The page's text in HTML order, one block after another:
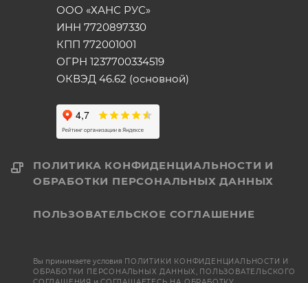
ООО «ХАНС РУС»
ИНН 7720897330
КПП 772001001
ОГРН 1237700334519
ОКВЭД 46.62 (основной)
ПОЛИТИКА КОНФИДЕНЦИАЛЬНОСТИ И
ОБРАБОТКИ ПЕРСОНАЛЬНЫХ ДАННЫХ
ПОЛЬЗОВАТЕЛЬСКОЕ СОГЛАШЕНИЕ
Вы принимаете условия ПОЛИТИКИ КОНФИДЕНЦИАЛЬНОСТИ И
ОБРАБОТКИ ПЕРСОНАЛЬНЫХ ДАННЫХ, ПОЛЬЗОВАТЕЛЬСКОГО